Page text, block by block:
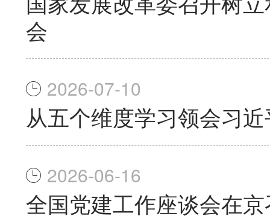
会
2026-07-10
从五个维度学习领会习
2026-06-16
全国党建工作座谈会在